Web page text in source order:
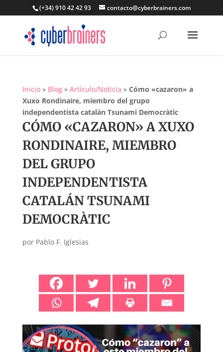
(+34) 910 42 42 93 contacto@cyberbrainers.com
Inicio» Blog» Artículo/Noticia » Cómo «cazaron» a
Xuxo Rondinaire, miembro del grupo
independentista catalán Tsunami Democràtic
CÓMO «CAZARON» A XUXO
RONDINAIRE, MIEMBRO
DEL GRUPO
INDEPENDENTISTA
CATALÁN TSUNAMI
DEMOCRÀTIC
por Pablo F. Iglesias